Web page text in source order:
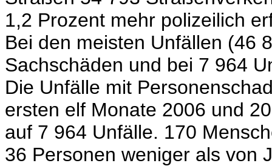
1,2 Prozent mehr polizeilich
Bei den meisten Unfällen (46
Sachschäden und bei 7 964
Die Unfälle mit
ersten elf Monate 2006 und
auf 7 964 Unfälle. 170
36 Personen weniger als von